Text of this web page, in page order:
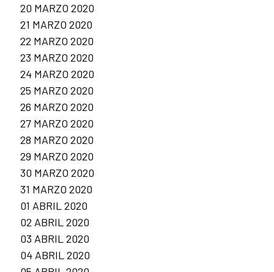
20 MARZO 2020
21 MARZO 2020
22 MARZO 2020
23 MARZO 2020
24 MARZO 2020
25 MARZO 2020
26 MARZO 2020
27 MARZO 2020
28 MARZO 2020
29 MARZO 2020
30 MARZO 2020
31 MARZO 2020
01 ABRIL 2020
02 ABRIL 2020
03 ABRIL 2020
04 ABRIL 2020